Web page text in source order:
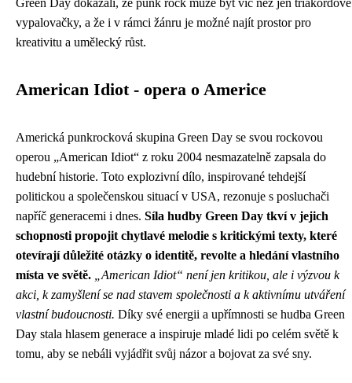
Green Day dokázali, že punk rock může být víc než jen tříakordové
vypalovačky, a že i v rámci žánru je možné najít prostor pro
kreativitu a umělecký růst.
American Idiot - opera o Americe
Americká punkrocková skupina Green Day se svou rockovou
operou „American Idiot“ z roku 2004 nesmazatelně zapsala do
hudební historie. Toto explozivní dílo, inspirované tehdejší
politickou a společenskou situací v USA, rezonuje s posluchači
napříč generacemi i dnes. Síla hudby Green Day tkví v jejich
schopnosti propojit chytlavé melodie s kritickými texty, které
otevírají důležité otázky o identitě, revolte a hledání vlastního
místa ve světě.
„American Idiot“ není jen kritikou, ale i výzvou k
akci, k zamyšlení se nad stavem společnosti a k aktivnímu utváření
vlastní budoucnosti. Díky své energii a upřímnosti se hudba Green
Day stala hlasem generace a inspiruje mladé lidi po celém světě k
tomu, aby se nebáli vyjádřit svůj názor a bojovat za své sny.